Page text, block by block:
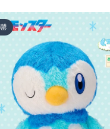
フィギュア -椎名真昼-
モンスター めちゃも